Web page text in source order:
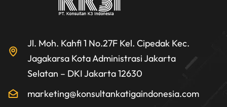
Jl. Moh. Kahfi 1 No.27F Kel. Cipedak Kec.
Jagakarsa Kota Administrasi Jakarta
Selatan – DKI Jakarta 12630
marketing@konsultankatigaindonesia.com